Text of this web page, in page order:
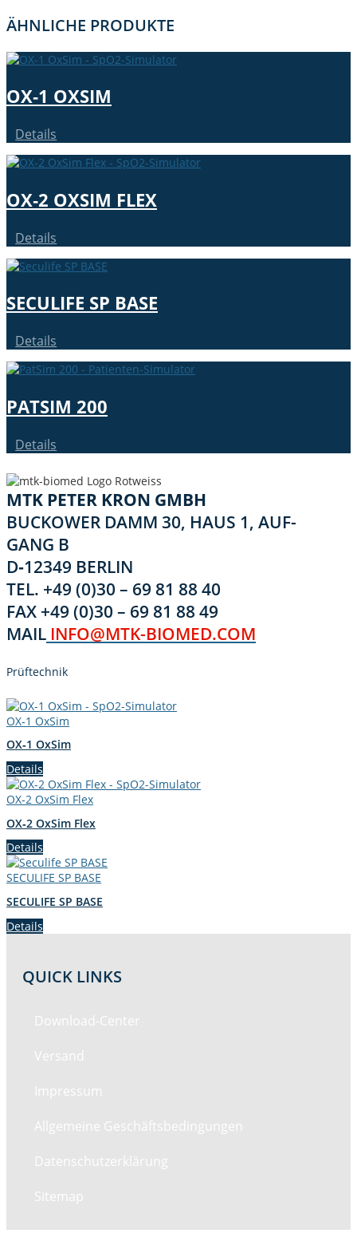
ÄHN­LICHE PRODUKTE
OX‑1 OXSIM
Details
OX‑2 OXSIM FLEX
Details
SECULIFE SP BASE
Details
PATSIM 200
Details
MTK PETER KRON GMBH
BUCK­OW­ER DAMM 30, HAUS 1, AUF­
GANG B
D‑12349 BERLIN
TEL. +49 (0)30 – 69 81 88 40
FAX +49 (0)30 – 69 81 88 49
MAIL INFO@MTK-BIOMED.COM
Prüftech­nik
OX‑1 OxSim
OX‑1 OxSim
Details
OX‑2 OxSim Flex
OX‑2 OxSim Flex
Details
SECULIFE SP BASE
SECULIFE SP BASE
Details
QUICK LINKS
Down­load-Cen­ter
Ver­sand
Impres­sum
All­ge­meine Geschäftsbedingungen
Daten­schutzerk­lärung
Sitemap